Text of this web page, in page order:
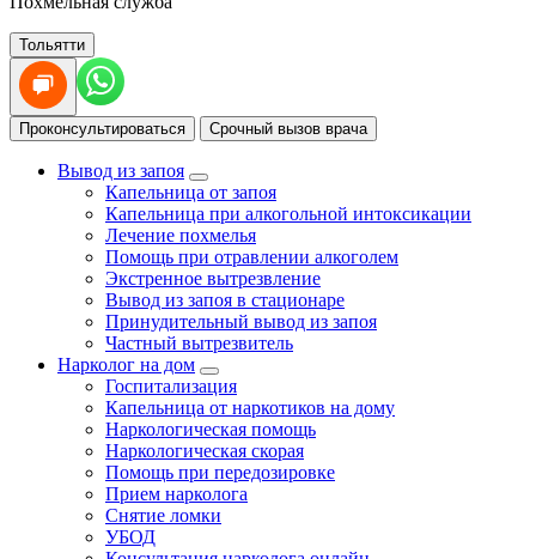
Тольятти
Проконсультироваться Срочный вызов врача
Вывод из запоя
Капельница от запоя
Капельница при алкогольной интоксикации
Лечение похмелья
Помощь при отравлении алкоголем
Экстренное вытрезвление
Вывод из запоя в стационаре
Принудительный вывод из запоя
Частный вытрезвитель
Нарколог на дом
Госпитализация
Капельница от наркотиков на дому
Наркологическая помощь
Наркологическая скорая
Помощь при передозировке
Прием нарколога
Снятие ломки
УБОД